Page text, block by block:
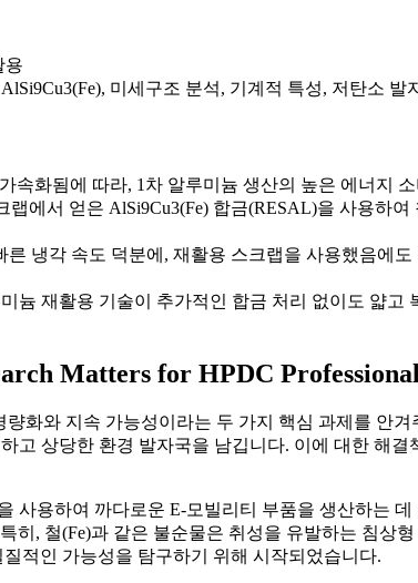
용
미세구조 분석, 기계적 특성, 저탄소 발
속화됨에 따라, 1차 알루미늄 생산의 높은 에너지
랩에서 얻은 AlSi9Cu3(Fe) 합금(RESAL)을 사용하
른 냉각 속도 덕분에, 재활용 스크랩을 사용했음에
늄 재활용 기술이 추가적인 합금 처리 없이도 얇
Matters for HPDC
화와 지속 가능성이라는 두 가지 핵심 과제를 안
고 상당한 환경 발자국을 남깁니다. 이에 대한 해
사용하여 까다로운 E-모빌리티 부품을 생산하는
히, 철(Fe)과 같은 불순물은 취성을 유발하는 침
적인 가능성을 탐구하기 위해 시작되었습니다.